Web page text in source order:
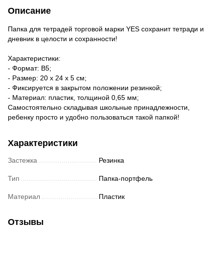
Описание
Папка для тетрадей торговой марки YES сохранит тетради и
дневник в целости и сохранности!
Характеристики:
- Формат: В5;
- Размер: 20 х 24 х 5 см;
- Фиксируется в закрытом положении резинкой;
- Материал: пластик, толщиной 0,65 мм;
Самостоятельно складывая школьные принадлежности,
ребенку просто и удобно пользоваться такой папкой!
Характеристики
Застежка Резинка
Тип Папка-портфель
Материал Пластик
Отзывы